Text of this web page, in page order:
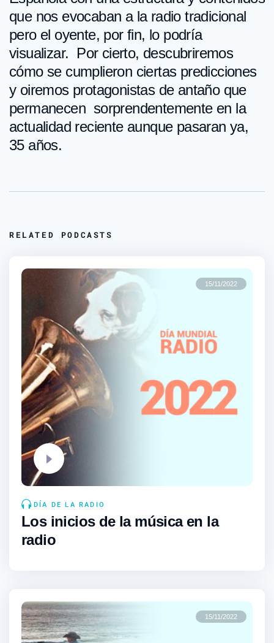
que nos evocaban a la radio tradicional
pero el oyente, por fin, lo podría
visualizar. Por cierto, descubriremos
cómo se cumplieron ciertas predicciones
y oiremos protagonistas de antaño que
permanecen sorprendentemente en la
actualidad reciente aunque pasaran ya,
35 años.
RELATED PODCASTS
15/11/2022
DÍA DE LA RADIO
Los inicios de la música en la
radio
15/11/2022